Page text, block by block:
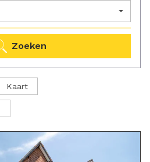
Zoeken
Kaart